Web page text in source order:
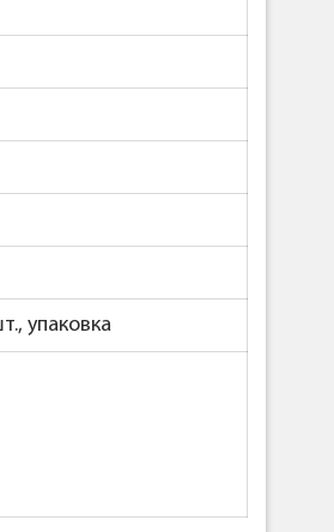
упаковка